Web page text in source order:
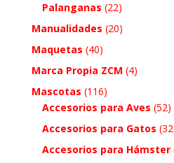
Palanganas (22)
Manualidades (20)
Maquetas (40)
Marca Propia ZCM (4)
Mascotas (116)
Accesorios para Aves (52)
Accesorios para Gatos
Accesorios para Hámster